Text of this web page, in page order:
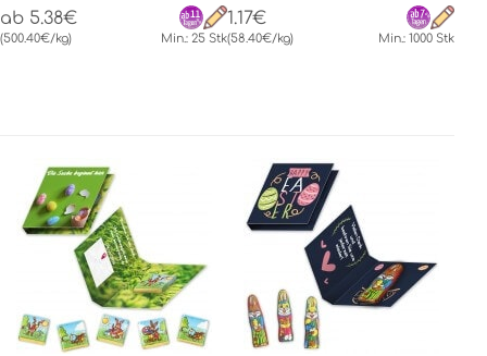
ab 5.38€
(500.40€/kg) Min.: 25 Stk
1.17€
(58.40€/kg) Min.: 1000 Stk